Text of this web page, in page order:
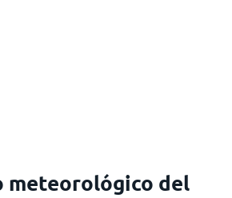
meteorológico del